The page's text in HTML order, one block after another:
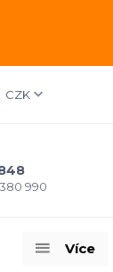
CZK
990
Více